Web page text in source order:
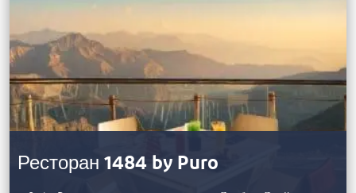
Ресторан 1484 by Puro